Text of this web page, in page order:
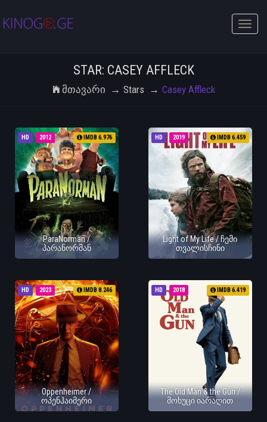
Toggle
STAR: CASEY AFFLECK
Მთავარი Stars Casey Affleck
HD 2012 IMDB 6.976
ParaNorman /
პარანორმან
HD 2019 IMDB 6.459
Light of My Life / ჩემი
თვალისჩინი
HD 2023 IMDB 8.246
Oppenheimer /
ოპენჰაიმერი
HD 2018 IMDB 6.419
The Old Man & the Gun /
მოხუცი იარაღით